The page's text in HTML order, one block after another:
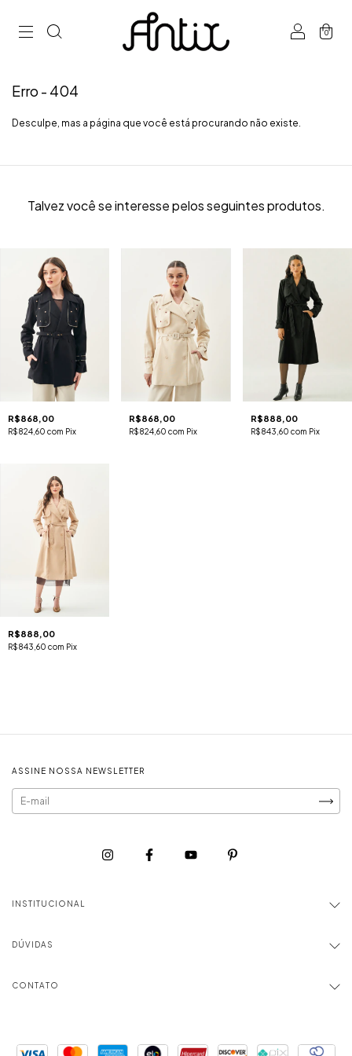
0
Erro - 404
Desculpe, mas a página que você está procurando não existe.
Talvez você se interesse pelos seguintes produtos.
R$868,00
R$824,60 com Pix
R$868,00
R$824,60com Pix
R$888,00
R$843,60 com Pix
R$888,00
R$843,60 com Pix
ASSINE NOSSA NEWSLETTER
INSTITUCIONAL
DÚVIDAS
CONTATO